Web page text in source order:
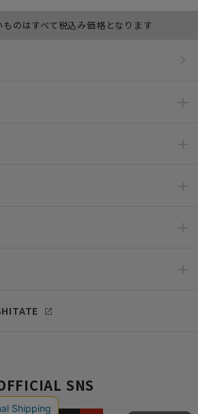
のはすべて税込み価格となります
SNS